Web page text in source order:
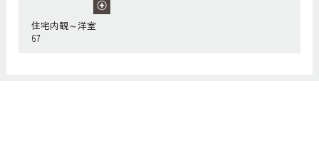
住宅内観～洋室
67